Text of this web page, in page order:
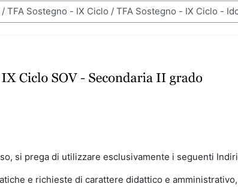
si prega di utilizzare esclusivamente i seguenti
e richieste di carattere didattico e